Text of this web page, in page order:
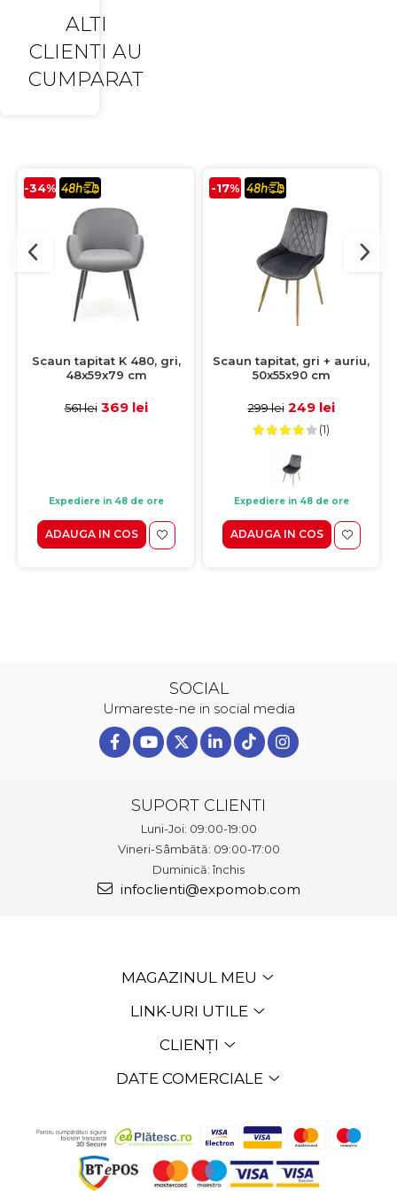
ALTI
CLIENTI AU
CUMPARAT
-34%
Scaun tapitat K 480, gri,
48x59x79 cm
561 lei 369 lei
Expediere in 48 de ore
ADAUGA IN COS
-17%
Scaun tapitat, gri + auriu,
50x55x90 cm
299 lei 249 lei
(1)
Expediere in 48 de ore
ADAUGA IN COS
SOCIAL
Urmareste-ne in social media
SUPORT CLIENTI
Luni-Joi: 09:00-19:00
Vineri-Sâmbătă: 09:00-17:00
Duminică: închis
infoclienti@expomob.com
MAGAZINUL MEU
LINK-URI UTILE
CLIENȚI
DATE COMERCIALE